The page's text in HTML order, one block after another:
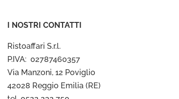
I NOSTRI CONTATTI
Ristoaffari S.r.l.
P.IVA: 02787460357
Via Manzoni, 12 Poviglio
42028 Reggio Emilia (RE)